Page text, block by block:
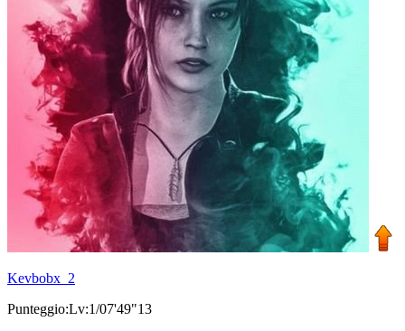
Kevbobx_2
Punteggio:Lv:1/07'49"13